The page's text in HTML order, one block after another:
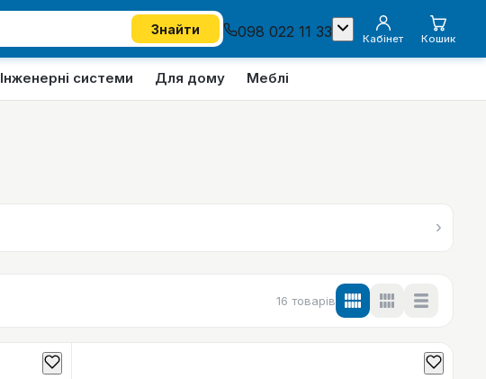
Знайти 098 022 11 33 Кабінет Кошик
Інженерні системи Для дому Меблі
›
16 товарів